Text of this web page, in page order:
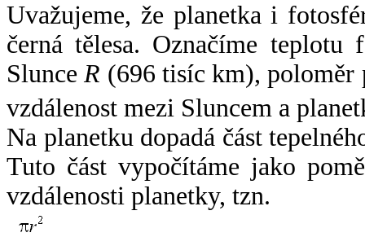
Uvažujeme, že planetka i
černá tělesa. Označíme
SlunceR (696 tisíc km),
vzdálenost mezi Sluncem a
Na planetku dopadá část
Tuto část vypočítáme jako
vzdálenosti planetky, tzn.